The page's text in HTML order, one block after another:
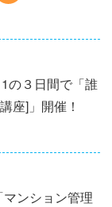
の３日間で「誰
座]」開催！
ンション管理